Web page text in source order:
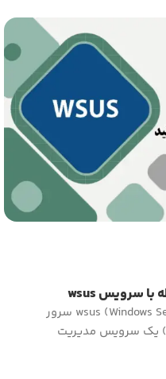
wsus سرور (Windows Server Update Services) wsus سرور
(Windows Server Update Services) یک سرویس مدیریت